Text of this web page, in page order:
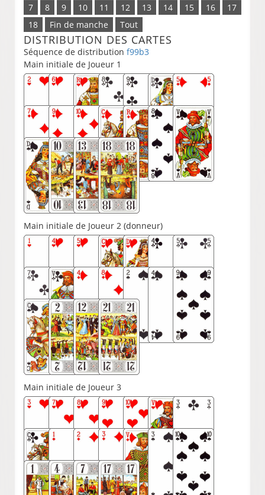
7
8 9 10 11 12 13 14 15 16
17
18
Fin de manche Tout
DISTRIBUTION DES CARTES
Séquence de distribution f99b3
Main initiale de Joueur 1
Main initiale de Joueur 2 (donneur)
Main initiale de Joueur 3